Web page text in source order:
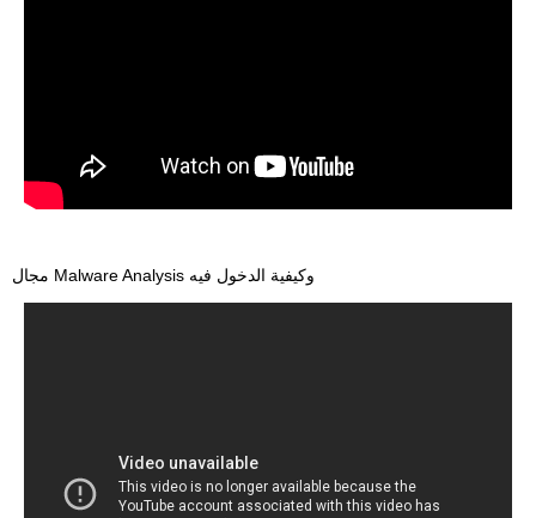
مجال Malware Analysis وكيفية الدخول فيه